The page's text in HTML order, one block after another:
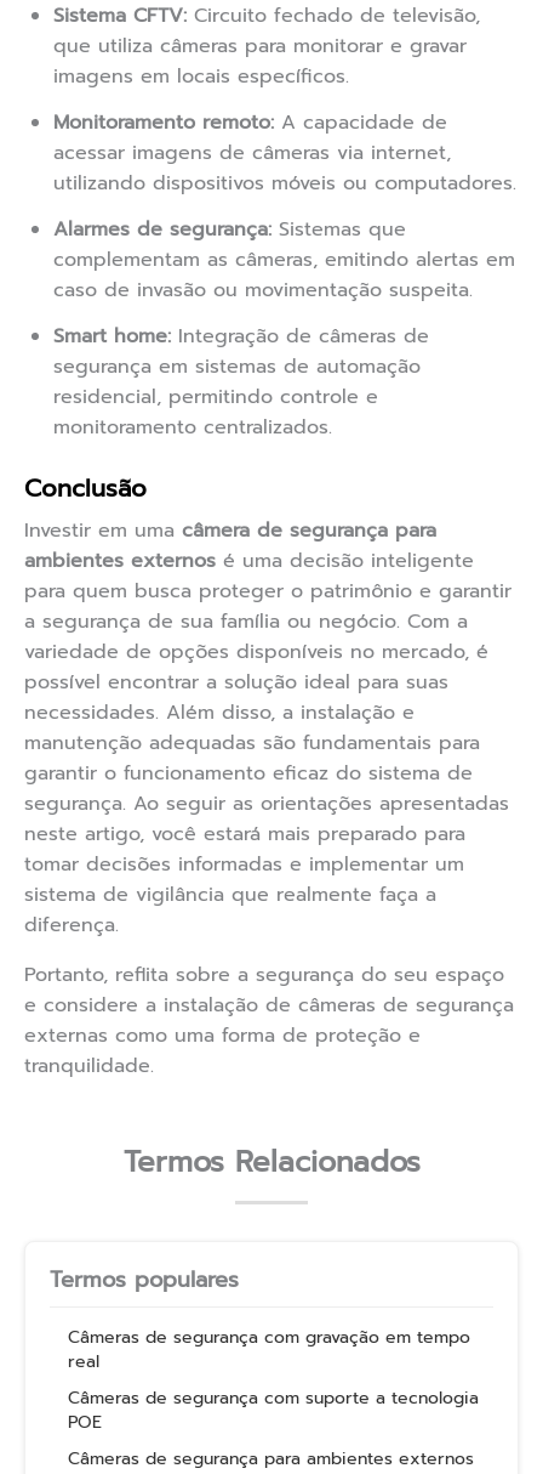
Sistema CFTV: Circuito fechado de televisão,
que utiliza câmeras para monitorar e gravar
imagens em locais específicos.
Monitoramento remoto: A capacidade de
acessar imagens de câmeras via internet,
utilizando dispositivos móveis ou computadores.
Alarmes de segurança: Sistemas que
complementam as câmeras, emitindo alertas em
caso de invasão ou movimentação suspeita.
Smart home: Integração de câmeras de
segurança em sistemas de automação
residencial, permitindo controle e
monitoramento centralizados.
Conclusão
Investir em uma câmera de segurança para
ambientes externos é uma decisão inteligente
para quem busca proteger o patrimônio e garantir
a segurança de sua família ou negócio. Com a
variedade de opções disponíveis no mercado, é
possível encontrar a solução ideal para suas
necessidades. Além disso, a instalação e
manutenção adequadas são fundamentais para
garantir o funcionamento eficaz do sistema de
segurança. Ao seguir as orientações apresentadas
neste artigo, você estará mais preparado para
tomar decisões informadas e implementar um
sistema de vigilância que realmente faça a
diferença.
Portanto, reflita sobre a segurança do seu espaço
e considere a instalação de câmeras de segurança
externas como uma forma de proteção e
tranquilidade.
Termos Relacionados
Termos populares
Câmeras de segurança com gravação em tempo
real
Câmeras de segurança com suporte a tecnologia
POE
Câmeras de segurança para ambientes externos